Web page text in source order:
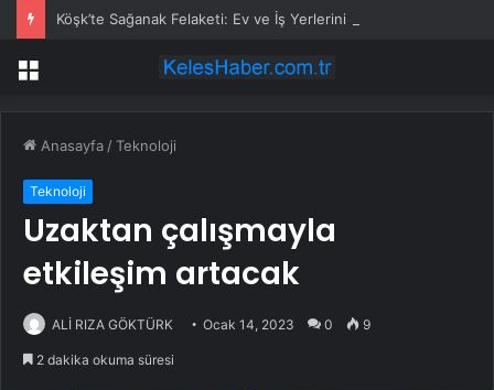
Köşk’te Sağanak Felaketi: Ev ve İş Yerlerini Su Bastı
Menü
Anasayfa /Teknoloji
Teknoloji
Uzaktan çalışmayla
etkileşim artacak
ALİ RIZA GÖKTÜRK Ocak 14, 2023 0 9
2 dakika okuma süresi